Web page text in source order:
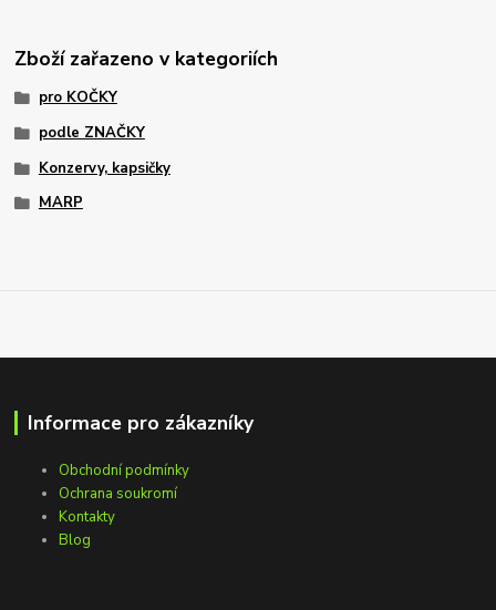
Zboží zařazeno v kategoriích
pro KOČKY
podle ZNAČKY
Konzervy, kapsičky
MARP
Informace pro zákazníky
Obchodní podmínky
Ochrana soukromí
Kontakty
Blog